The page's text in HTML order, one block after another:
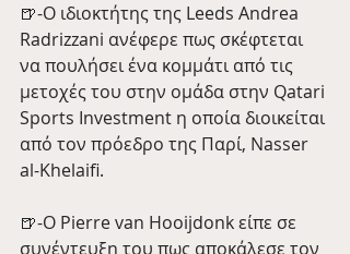
🍺-Ο ιδιοκτήτης της Leeds Andrea
Radrizzani ανέφερε πως σκέφτεται
να πουλήσει ένα κομμάτι από τις
μετοχές του στην ομάδα στην Qatari
Sports Investment η οποία διοικείται
από τον πρόεδρο της Παρί, Nasser
al-Khelaifi.
🍺-Ο Pierre van Hooijdonk είπε σε
συνέντευξη του πως αποκάλεσε τον